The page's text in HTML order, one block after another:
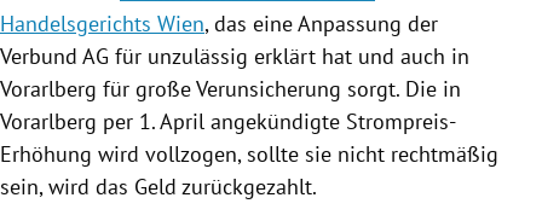
Handelsgerichts Wien, das eine Anpassung der
Verbund AG für unzulässig erklärt hat und auch in
Vorarlberg für große Verunsicherung sorgt. Die in
Vorarlberg per 1. April angekündigte Strompreis-
Erhöhung wird vollzogen, sollte sie nicht rechtmäßig
sein, wird das Geld zurückgezahlt.